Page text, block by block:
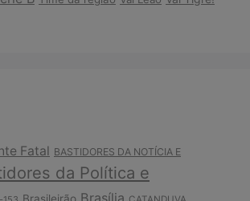
Fatal BASTIDORES DA NOTÍCIA E
da Política e